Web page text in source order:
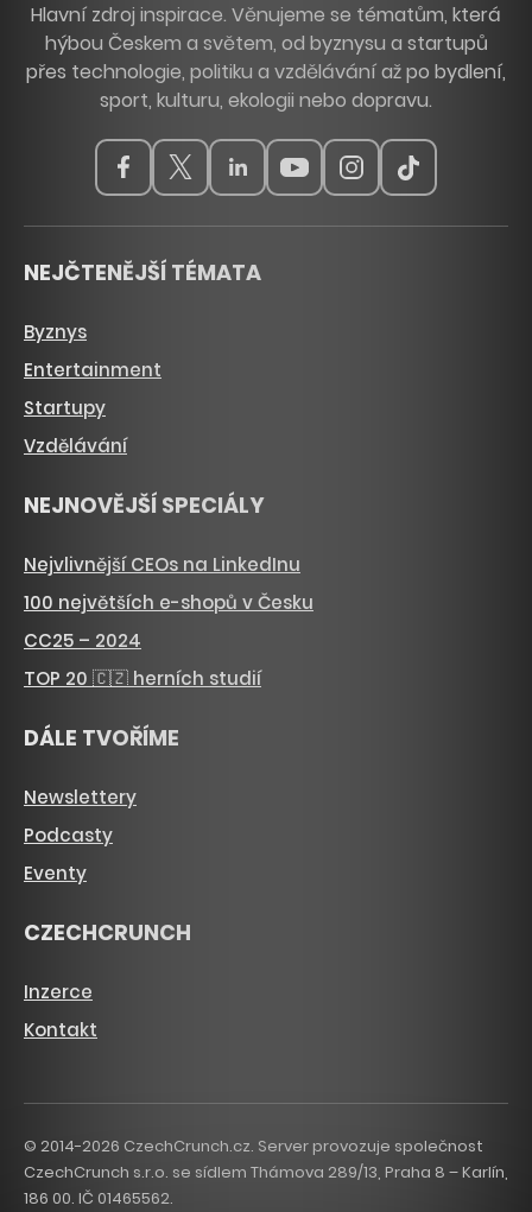
Hlavní zdroj inspirace. Věnujeme se tématům, která
hýbou Českem a světem, od byznysu a startupů
přes technologie, politiku a vzdělávání až po bydlení,
sport, kulturu, ekologii nebo dopravu.
NEJČTENĚJŠÍ TÉMATA
Byznys
Entertainment
Startupy
Vzdělávání
NEJNOVĚJŠÍ SPECIÁLY
Nejvlivnější CEOs na LinkedInu
100 největších e-shopů v Česku
CC25 – 2024
TOP 20 🇨🇿 herních studií
DÁLE TVOŘÍME
Newslettery
Podcasty
Eventy
CZECHCRUNCH
Inzerce
Kontakt
© 2014-2026 CzechCrunch.cz. Server provozuje společnost
CzechCrunch s.r.o. se sídlem Thámova 289/13, Praha 8 – Karlín,
186 00. IČ 01465562.